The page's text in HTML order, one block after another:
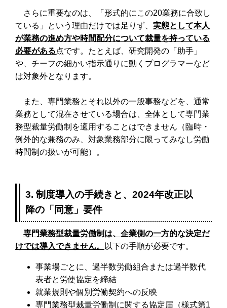
さらに重要なのは、「形式的にこの20業務に合致し
ている」という理由だけでは足りず、 実態として本人
が業務の進め方や時間配分について裁量を持っている
必要がある点です。たとえば、研究開発の「助手」
や、チーフの細かい指示通りに動くプログラマーなど
は対象外となります。
また、専門業務とそれ以外の一般事務などを、通常
業務として混在させている場合は、全体として専門業
務型裁量労働制を適用することはできません（臨時・
例外的な兼務のみ、対象業務部分に限ってみなし労働
時間制の扱いが可能）。
3. 制度導入の手続きと、2024年改正以
降の「同意」要件
専門業務型裁量労働制は、企業側の一方的な決定だ
けでは導入できません。
以下の手順が必要です。
事業場ごとに、過半数労働組合または過半数代
表者と労使協定を締結
就業規則や個別労働契約への反映
専門業務型裁量労働制に関する協定届（様式第1